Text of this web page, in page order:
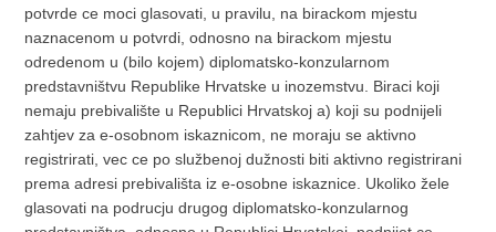
potvrde ce moci glasovati, u pravilu, na birackom mjestu
naznacenom u potvrdi, odnosno na birackom mjestu
odredenom u (bilo kojem) diplomatsko-konzularnom
predstavništvu Republike Hrvatske u inozemstvu. Biraci koji
nemaju prebivalište u Republici Hrvatskoj a) koji su podnijeli
zahtjev za e-osobnom iskaznicom, ne moraju se aktivno
registrirati, vec ce po službenoj dužnosti biti aktivno registrirani
prema adresi prebivališta iz e-osobne iskaznice. Ukoliko žele
glasovati na podrucju drugog diplomatsko-konzularnog